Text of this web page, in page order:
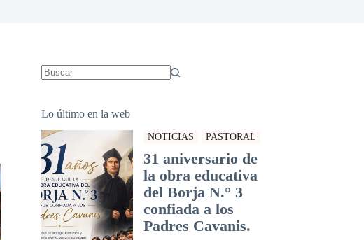
Lo último en la web
NOTICIAS PASTORAL
31 aniversario de
la obra educativa
del Borja N.° 3
confiada a los
Padres Cavanis.